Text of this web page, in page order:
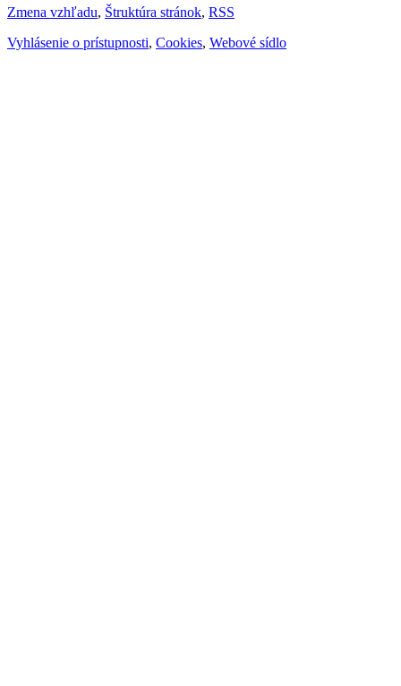
Zmena vzhľadu, Štruktúra stránok, RSS
Vyhlásenie o prístupnosti, Cookies, Webové sídlo